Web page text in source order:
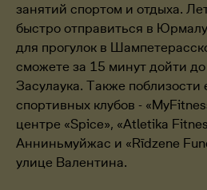
занятий спортом и отдыха.
быстро отправиться в
для прогулок в
сможете за 15 минут дойти до
Засулаука. Также поблизости
спортивных клубов -
центре «Spice», «Atletika
Анниньмуйжас и «Rīdzene
улице Валентина.